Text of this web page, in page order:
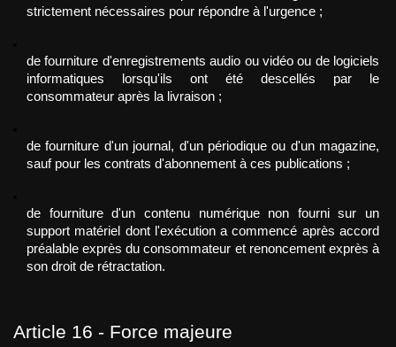
strictement nécessaires pour répondre à l'urgence ;
de fourniture d'enregistrements audio ou vidéo ou de logiciels
informatiques lorsqu'ils ont été descellés par le
consommateur après la livraison ;
de fourniture d'un journal, d'un périodique ou d'un magazine,
sauf pour les contrats d'abonnement à ces publications ;
de fourniture d'un contenu numérique non fourni sur un
support matériel dont l'exécution a commencé après accord
préalable exprès du consommateur et renoncement exprès à
son droit de rétractation.
Article 16 - Force majeure